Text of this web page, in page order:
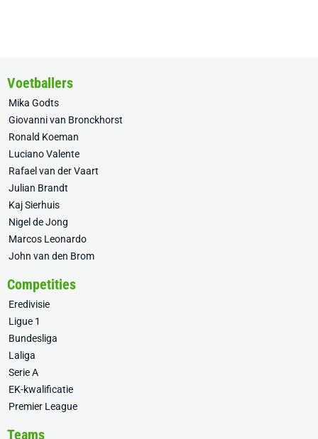
Voetballers
Mika Godts
Giovanni van Bronckhorst
Ronald Koeman
Luciano Valente
Rafael van der Vaart
Julian Brandt
Kaj Sierhuis
Nigel de Jong
Marcos Leonardo
John van den Brom
Competities
Eredivisie
Ligue 1
Bundesliga
Laliga
Serie A
EK-kwalificatie
Premier League
Teams